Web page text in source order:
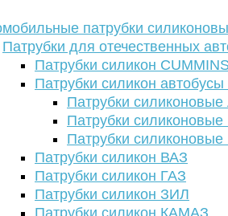
патрубки
Патрубки для отечественных
Патрубки силикон
Патрубки силикон
Патрубки
Патрубки
Патрубки
Патрубки силикон ВАЗ
Патрубки силикон ГАЗ
Патрубки силикон ЗИЛ
Патрубки силикон КАМАЗ